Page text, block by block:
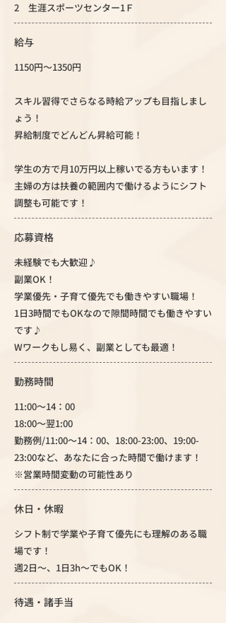
2 生涯スポーツセンター1Ｆ
給与
1150円～1350円
スキル習得でさらなる時給アップも目指しまし
ょう！
昇給制度でどんどん昇給可能！
学生の方で月10万円以上稼いでる方もいます！
主婦の方は扶養の範囲内で働けるようにシフト
調整も可能です！
応募資格
未経験でも大歓迎♪
副業OK！
学業優先・子育て優先でも働きやすい職場！
1日3時間でもOKなので隙間時間でも働きやすい
です♪
Wワークもし易く、副業としても最適！
勤務時間
11:00～14：00
18:00～翌1:00
勤務例/11:00～14：00、18:00-23:00、19:00-
23:00など、あなたに合った時間で働けます！
※営業時間変動の可能性あり
休日・休暇
シフト制で学業や子育て優先にも理解のある職
場です！
週2日～、1日3h～でもOK！
待遇・諸手当